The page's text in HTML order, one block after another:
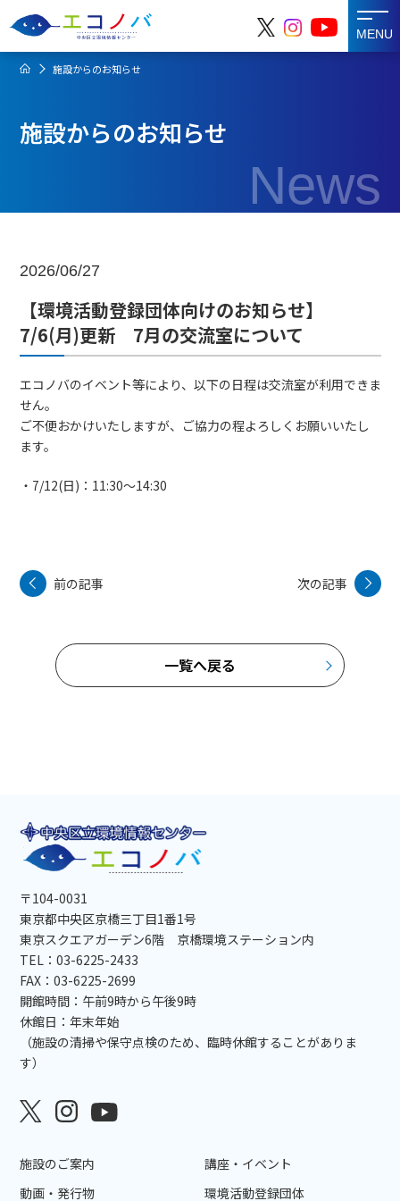
MENU
施設からのお知らせ
施設からのお知らせ
News
2026/06/27
【環境活動登録団体向けのお知らせ】
7/6(月)更新 7月の交流室について
エコノバのイベント等により、以下の日程は交流室が利用できま
せん。
ご不便おかけいたしますが、ご協力の程よろしくお願いいたし
ます。
・7/12(日)：11:30～14:30
前の記事 次の記事
一覧へ戻る
〒104-0031
東京都中央区京橋三丁目1番1号
東京スクエアガーデン6階 京橋環境ステーション内
TEL：03-6225-2433
FAX：03-6225-2699
開館時間：午前9時から午後9時
休館日：年末年始
（施設の清掃や保守点検のため、臨時休館することがありま
す）
施設のご案内
講座・イベント
動画・発行物
環境活動登録団体